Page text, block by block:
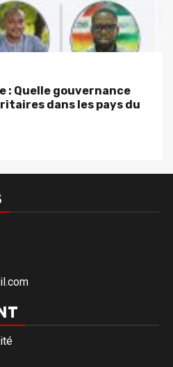
: Quelle gouvernance
dans les pays du